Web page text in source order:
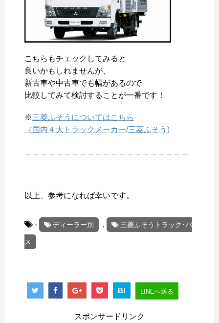
こちらもチェックしてみると
良いかもしれませんが、
新古車や中古車でも幅があるので
比較してみて検討することが一番です！
※三菱ふそうについてはこちら
（国内４大トラックメーカー/三菱ふそう)
以上、参考になれば幸いです。
- ディーラー別 , 三菱ふそうトラック･バ
ス
B! LINEへ送る
スポンサードリンク